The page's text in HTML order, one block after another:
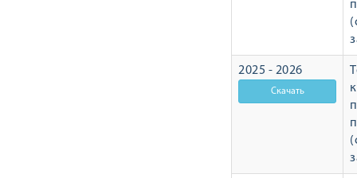
2025 - 2026